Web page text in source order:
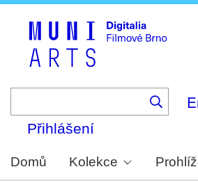
Přihlášení
Domů Kolekce